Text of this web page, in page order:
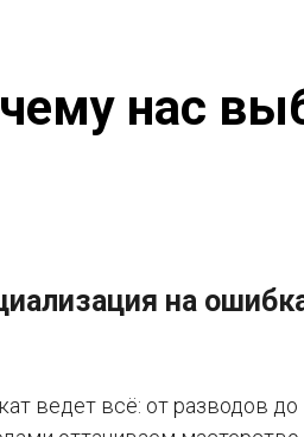
нас
на
ведет всё: от разводов до